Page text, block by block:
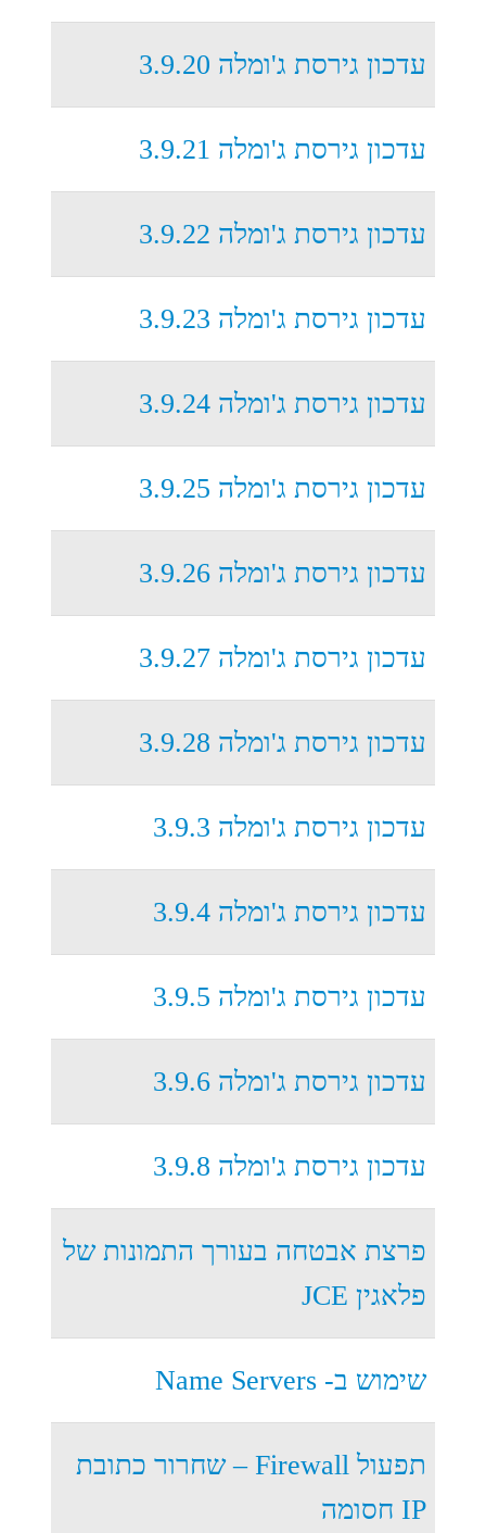
עדכון גירסת ג'ומלה 3.9.20
עדכון גירסת ג'ומלה 3.9.21
עדכון גירסת ג'ומלה 3.9.22
עדכון גירסת ג'ומלה 3.9.23
עדכון גירסת ג'ומלה 3.9.24
עדכון גירסת ג'ומלה 3.9.25
עדכון גירסת ג'ומלה 3.9.26
עדכון גירסת ג'ומלה 3.9.27
עדכון גירסת ג'ומלה 3.9.28
עדכון גירסת ג'ומלה 3.9.3
עדכון גירסת ג'ומלה 3.9.4
עדכון גירסת ג'ומלה 3.9.5
עדכון גירסת ג'ומלה 3.9.6
עדכון גירסת ג'ומלה 3.9.8
פרצת אבטחה בעורך התמונות של
פלאגין JCE
שימוש ב- Name Servers
תפעול Firewall – שחרור כתובת
IP חסומה